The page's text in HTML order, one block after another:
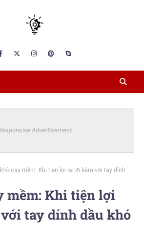
Advertisement
cay mềm: Khi tiện lợi lại đi kèm với tay dính
mềm: Khi tiện lợi
tay dính dầu khó